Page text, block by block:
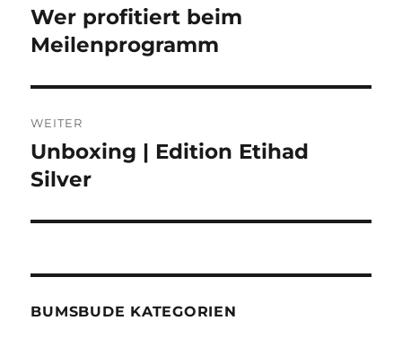
Vorheriger
Beitrag:
Wer profitiert beim
Meilenprogramm
WEITER
Nächster
Beitrag:
Unboxing | Edition Etihad
Silver
BUMSBUDE KATEGORIEN